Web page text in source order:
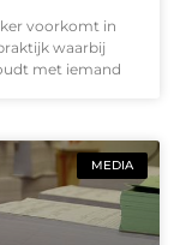
voorkomt in
waarbij
met iemand
MEDIA